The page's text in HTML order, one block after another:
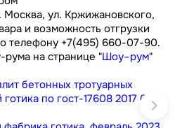
ул. Кржижановского,
и возможность отгрузки
телефону +7(495) 660-07-90.
на странице "Шоу–рум"
бетонных тротуарных
по гост-17608 20170.3